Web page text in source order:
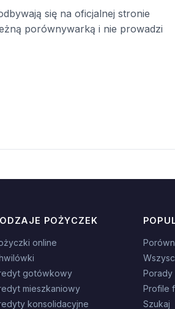
się na oficjalnej stronie
porównywarką i nie prowadzi
POŻYCZEK
online
gotówkowy
mieszkaniowy
konsolidacyjne
Porady
Profile
Szukaj